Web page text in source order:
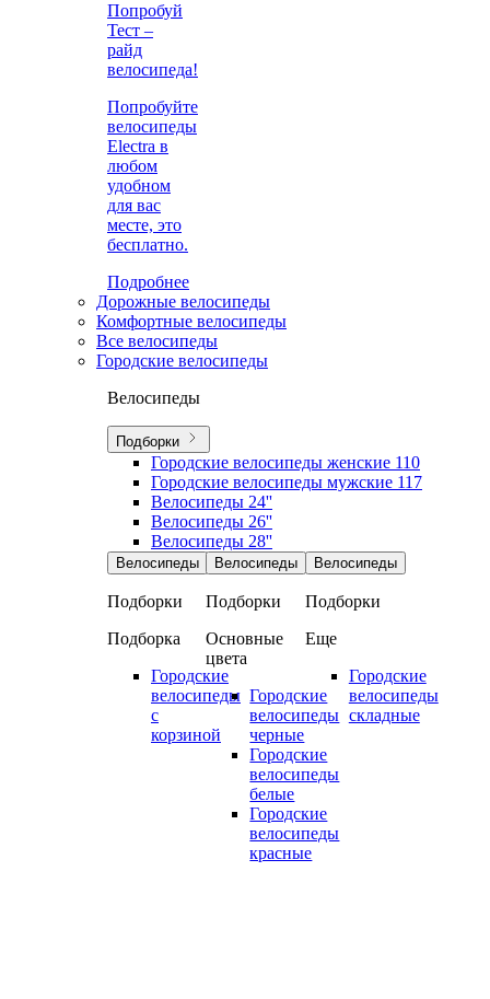
Попробуй
Тест –
райд
велосипеда!
Попробуйте
велосипеды
Electra в
любом
удобном
для вас
месте, это
бесплатно.
Подробнее
Дорожные велосипеды
Комфортные велосипеды
Все велосипеды
Городские велосипеды
Велосипеды
Подборки
Городские велосипеды женские 110
Городские велосипеды мужские 117
Велосипеды 24''
Велосипеды 26''
Велосипеды 28''
Велосипеды
Подборки
Подборка
Городские
велосипеды
с
корзиной
Велосипеды
Подборки
Основные
цвета
Городские
велосипеды
черные
Городские
велосипеды
белые
Городские
велосипеды
красные
Велосипеды
Подборки
Еще
Городские
велосипеды
складные